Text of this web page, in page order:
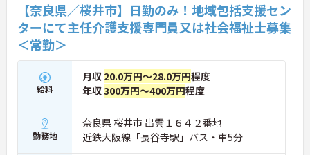
【奈良県／桜井市】日勤のみ！地域包括支援セン
ターにて主任介護支援専門員又は社会福祉士募集
＜常勤＞
給料
月収 20.0万円～28.0万円程度
年収300万円～400万円程度
勤務地
奈良県 桜井市 出雲１６４２番地
近鉄大阪線「長谷寺駅」バス・車5分